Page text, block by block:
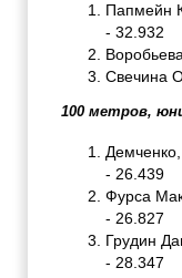
Папмейн
- 32.932
Свечина
100 метров,
- 26.439
Фурса
- 26.827
Грудин
- 28.347